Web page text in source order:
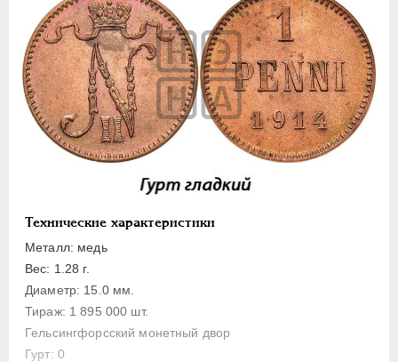
Технические характеристики
Металл: медь
Вес: 1.28 г.
Диаметр: 15.0 мм.
Тираж: 1 895 000 шт.
Гельсингфорсский монетный двор
Гурт: 0
ЕЛИЗАВЕТА 1741-1762
ПЕТР III 1762-1762
ЕКАТЕРИНА II 1762-1796
ПАВЕЛ I 1796-1801
АЛЕКСАНДР I 1801-1825
НИКОЛАЙ I 1826-1855
АЛЕКСАНДР II 1855-1881
1881-1894
НИКОЛАЙ II
Золото
Серебро
Медь
Пробные
Памятные и донативные